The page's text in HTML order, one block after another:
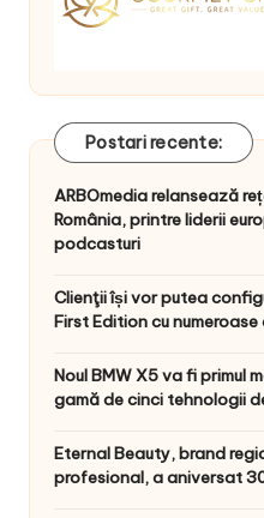
Postari recente:
ARBOmedia relansează
România, printre liderii
podcasturi
Clienţii își vor putea
First Edition cu
Noul BMW X5 va fi primul
gamă de cinci tehnologii
Eternal Beauty, brand
profesional, a aniversat